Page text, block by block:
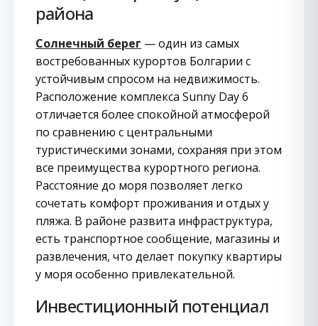
района
Солнечный берег — один из самых
востребованных курортов Болгарии с
устойчивым спросом на недвижимость.
Расположение комплекса Sunny Day 6
отличается более спокойной атмосферой
по сравнению с центральными
туристическими зонами, сохраняя при этом
все преимущества курортного региона.
Расстояние до моря позволяет легко
сочетать комфорт проживания и отдых у
пляжа. В районе развита инфраструктура,
есть транспортное сообщение, магазины и
развлечения, что делает покупку квартиры
у моря особенно привлекательной.
Инвестиционный потенциал